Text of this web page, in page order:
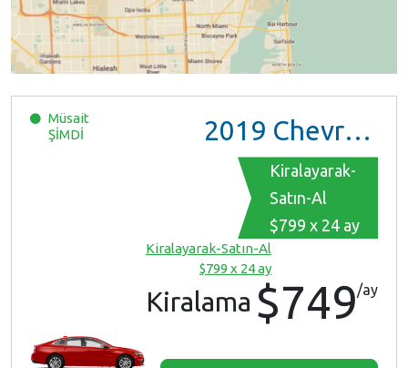
Müsait
ŞİMDİ
2019 Chevrolet Malibu
Kiralayarak-
Satın-Al
$799 x 24 ay
Kiralayarak-Satın-Al
$799 x 24 ay
Kiralama $749/ay